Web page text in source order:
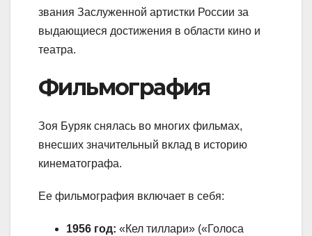
звания Заслуженной артистки России за
выдающиеся достижения в области кино и
театра.
Фильмография
Зоя Буряк снялась во многих фильмах,
внесших значительный вклад в историю
кинематографа.
Ее фильмография включает в себя:
1956 год: «Кел тиллари» («Голоса